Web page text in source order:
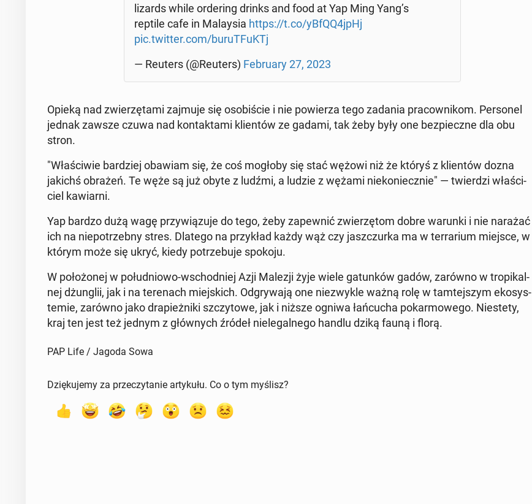
lizards while or­de­ring drinks and food at Yap Ming Yang’s
reptile cafe in Ma­lay­sia https://t.co/yBfQQ4jpHj
pic.twitter.com/bu­ruT­FuKTj
— Reuters (@Reuters) Fe­bru­ary 27, 2023
Opieką nad zwie­rzę­ta­mi zajmuje się oso­bi­ście i nie po­wie­rza tego zadania pra­cow­ni­kom. Per­so­nel
jednak zawsze czuwa nad kon­tak­ta­mi klien­tów ze gadami, tak żeby były one bez­piecz­ne dla obu
stron.
"Wła­ści­wie bar­dziej obawiam się, że coś mogłoby się stać wężowi niż że któryś z klien­tów dozna
jakichś obrażeń. Te węże są już obyte z ludźmi, a ludzie z wężami nie­ko­niecz­nie" — twier­dzi wła­ści­
ciel ka­wiar­ni.
Yap bardzo dużą wagę przy­wią­zu­je do tego, żeby za­pew­nić zwie­rzę­tom dobre warunki i nie narażać
ich na nie­po­trzeb­ny stres. Dlatego na przy­kład każdy wąż czy jasz­czur­ka ma w ter­ra­rium miejsce, w
którym może się ukryć, kiedy po­trze­bu­je spokoju.
W po­ło­żo­nej w po­łu­dnio­wo-wschod­niej Azji Malezji żyje wiele ga­tun­ków gadów, zarówno w tro­pi­kal­
nej dżun­glii, jak i na te­re­nach miej­skich. Od­gry­wa­ją one nie­zwy­kle ważną rolę w tam­tej­szym eko­sys­
te­mie, zarówno jako dra­pież­ni­ki szczy­to­we, jak i niższe ogniwa łań­cu­cha po­kar­mo­we­go. Nie­ste­ty,
kraj ten jest też jednym z głów­nych źródeł nie­le­gal­ne­go handlu dziką fauną i florą.
PAP Life / Jagoda Sowa
Dziękujemy za przeczytanie artykułu. Co o tym myślisz?